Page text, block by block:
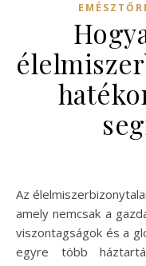
Az élelmiszerbizonytalanság napjaink egyik komoly kihívása,
amely nemcsak a
viszontagságok és a
egyre több